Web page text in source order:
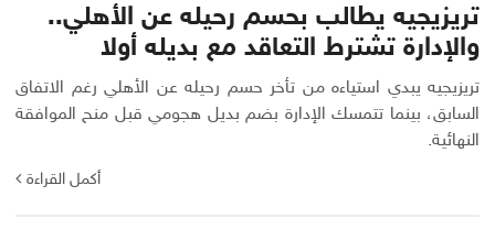
تريزيجيه يطالب بحسم رحيله عن الأهلي..
والإدارة تشترط التعاقد مع بديله أولا
تريزيجيه يبدي استياءه من تأخر حسم رحيله عن الأهلي رغم الاتفاق
السابق، بينما تتمسك الإدارة بضم بديل هجومي قبل منح الموافقة
النهائية.
أكمل القراءة